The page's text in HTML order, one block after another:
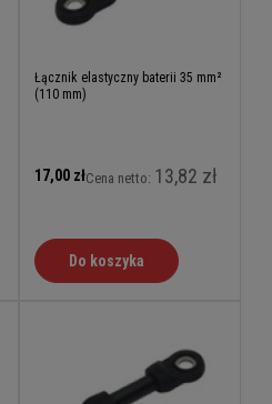
Łącznik elastyczny baterii 35 mm²
(110 mm)
17,00 złCena netto: 13,82 zł
Do koszyka